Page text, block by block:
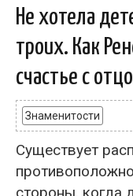
Не хотела
троих. Как
счастье с
Знаменитости
Существует